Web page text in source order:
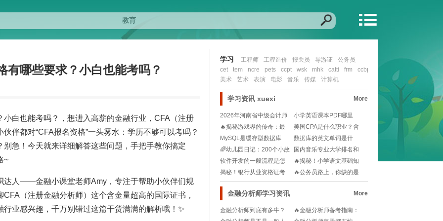
有哪些要求？小白也能考吗？
白也能考吗？，想进入高薪的金融行业，CFA（注册
伴都对“CFA报名资格”一头雾水：学历不够可以考吗？
急！今天就来详细解答这些问题，手把手教你搞定
~
达人——金融小课堂老师Amy，专注于帮助小伙伴们规
（注册金融分析师）这个含金量超高的国际证书，
业感兴趣，千万别错过这篇干货满满的解析哦！✨
学习 工程师 工程造价 报关员 导游证
公务员
cet
tem ncre pets ccpt wsk mhk catti frm ccbp
美术
艺术 表演 电影 音乐 传媒 计算机
学习资讯 xuexi More
2026年河南省中级会计师
报名时间还没公
小学英语课本PDF哪里
找？🎓一键下载资源
🔥揭秘游戏界的传奇：最
强制作人——木兰竹
美国CPA是什么职业？含
金量高吗？一文帮
MySQL是缓存型数据库
吗？还是有其他类
数据库的英文单词是什
么？📚学习数据库从这
🌈幼儿园日记：200个小故
事，解锁幼儿成
国内音乐专业大学排名和
分数线怎么选？未来
软件开发的一般流程是怎
样的🧐想知道软件开
🔥揭秘！小学语文基础知
识宝典，从此告别阅
揭秘！银行从业资格证考
试：历年真题重击率
🔥公务员路上，你缺的是
一份高效学习指南🔥
金融分析师学习资讯 More
金融分析师到底有多牛？
年薪百万是传说还是现
🔥金融分析师备考指南：
时间轴与硬核条件解析🔍